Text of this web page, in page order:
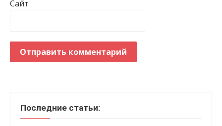
Сайт
Последние статьи: